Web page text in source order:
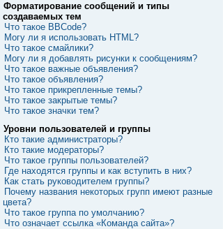
Форматирование сообщений и типы
создаваемых тем
Что такое BBCode?
Могу ли я использовать HTML?
Что такое смайлики?
Могу ли я добавлять рисунки к сообщениям?
Что такое важные объявления?
Что такое объявления?
Что такое прикрепленные темы?
Что такое закрытые темы?
Что такое значки тем?
Уровни пользователей и группы
Кто такие администраторы?
Кто такие модераторы?
Что такое группы пользователей?
Где находятся группы и как вступить в них?
Как стать руководителем группы?
Почему названия некоторых групп имеют разные
цвета?
Что такое группа по умолчанию?
Что означает ссылка «Команда сайта»?